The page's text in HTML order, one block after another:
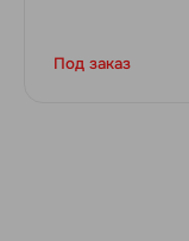
Под заказ